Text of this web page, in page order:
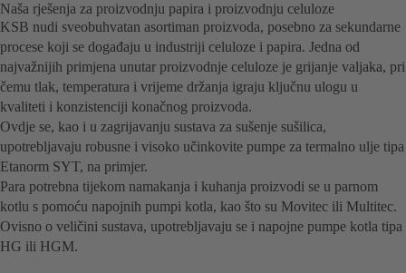
Naša rješenja za proizvodnju papira i proizvodnju celuloze
KSB nudi sveobuhvatan asortiman proizvoda, posebno za sekundarne
procese koji se događaju u industriji celuloze i papira. Jedna od
najvažnijih primjena unutar proizvodnje celuloze je grijanje valjaka, pri
čemu tlak, temperatura i vrijeme držanja igraju ključnu ulogu u
kvaliteti i konzistenciji konačnog proizvoda.
Ovdje se, kao i u zagrijavanju sustava za sušenje sušilica,
upotrebljavaju robusne i visoko učinkovite pumpe za termalno ulje tipa
Etanorm SYT, na primjer.
Para potrebna tijekom namakanja i kuhanja proizvodi se u parnom
kotlu s pomoću napojnih pumpi kotla, kao što su Movitec ili Multitec.
Ovisno o veličini sustava, upotrebljavaju se i napojne pumpe kotla tipa
HG ili HGM.